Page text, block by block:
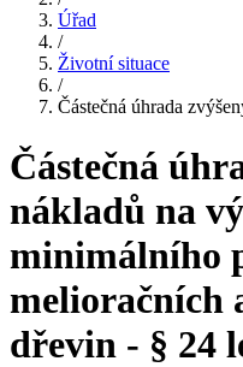
Úřad
/
Životní situace
/
Částečná úhrada
Částečná
nákladů na
minimálního
melioračních
dřevin - § 24